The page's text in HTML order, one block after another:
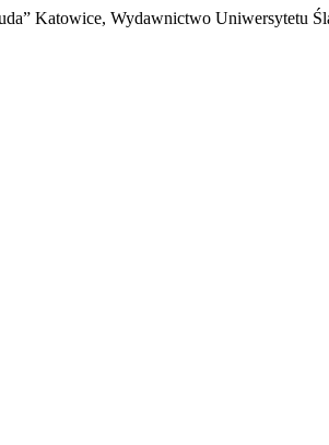
Katowice, Wydawnictwo Uniwersytetu